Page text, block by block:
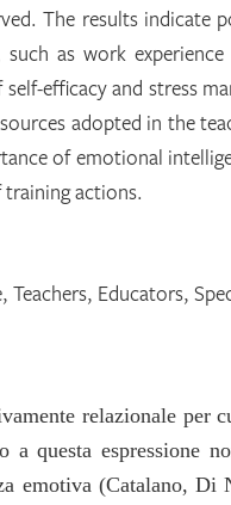
The results indicate
as work
efficacy and stress
adopted in the
of emotional
training actions.
Educators,
relazionale
questa espressione
emotiva (Catalano,